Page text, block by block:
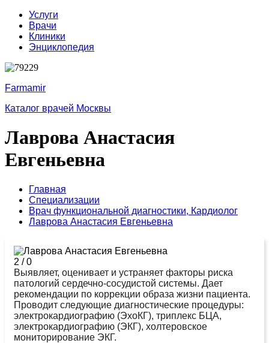
Услуги
Врачи
Клиники
Энциклопедия
Farmamir
Каталог врачей Москвы
Лаврова Анастасия
Евгеньевна
Главная
Специализации
Врач функциональной диагностики, Кардиолог
Лаврова Анастасия Евгеньевна
2 /0
Выявляет, оценивает и устраняет факторы риска
патологий сердечно-сосудистой системы. Дает
рекомендации по коррекции образа жизни пациента.
Проводит следующие диагностические процедуры:
электрокардиографию (ЭхоКГ), триплекс БЦА,
электрокардиографию (ЭКГ), холтеровское
мониторирование ЭКГ.